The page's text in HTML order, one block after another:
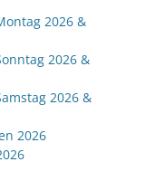
2026 &
2026 &
2026 &
2026